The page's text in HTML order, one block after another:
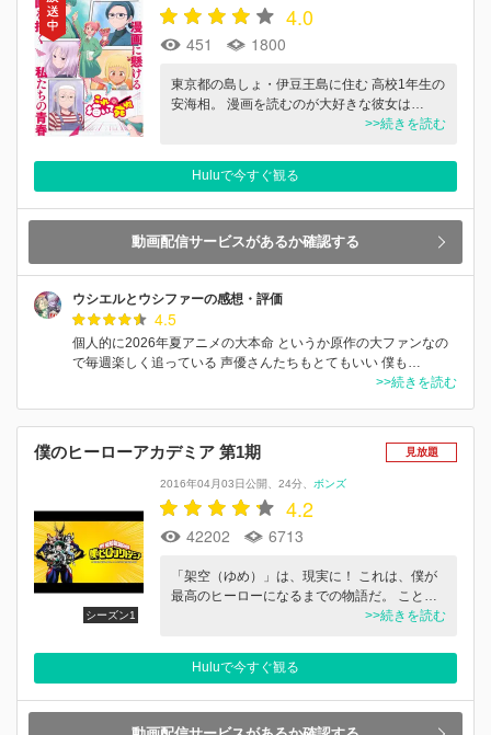
4.0
451 1800
東京都の島しょ・伊豆王島に住む 高校1年生の
安海相。 漫画を読むのが大好きな彼女は…
>>続きを読む
Huluで今すぐ観る
動画配信サービスがあるか確認する
ウシエルとウシファーの感想・評価
4.5
個人的に2026年夏アニメの大本命 というか原作の大ファンなの
で毎週楽しく追っている 声優さんたちもとてもいい 僕も…
>>続きを読む
僕のヒーローアカデミア 第1期 見放題
シーズン1
2016年04月03日公開 24分 ボンズ
4.2
42202 6713
「架空（ゆめ）」は、現実に！ これは、僕が
最高のヒーローになるまでの物語だ。 こと…
>>続きを読む
Huluで今すぐ観る